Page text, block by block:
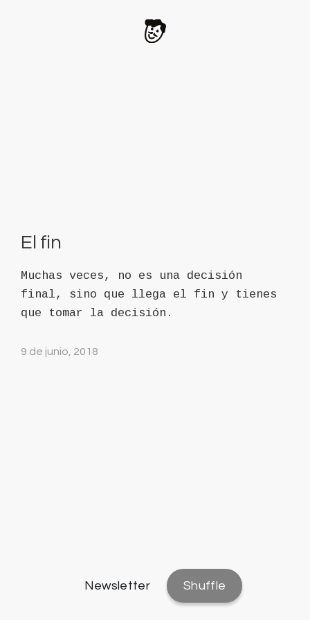
El fin
Muchas veces, no es una decisión
final, sino que llega el fin y tienes
que tomar la decisión.
9 de junio, 2018
Newsletter Shuffle